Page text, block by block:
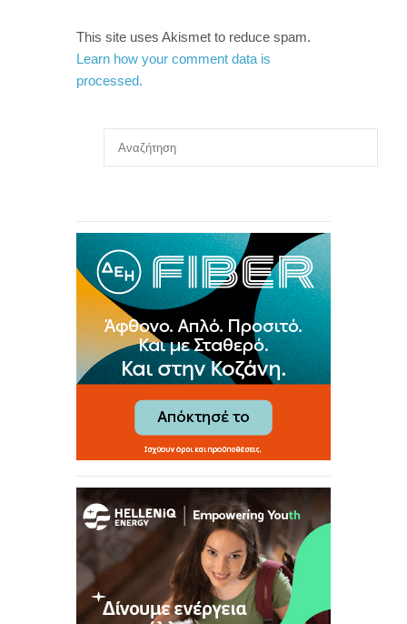
This site uses Akismet to reduce spam.
Learn how your comment data is
processed.